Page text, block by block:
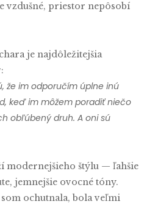
vzdušné, priestor nepôsobí
je najdôležitejšia
že im odporučím úplne inú
keď im môžem poradiť niečo
obľúbený druh. A oni sú
modernejšieho štýlu — ľahšie
jemnejšie ovocné tóny.
ochutnala, bola veľmi